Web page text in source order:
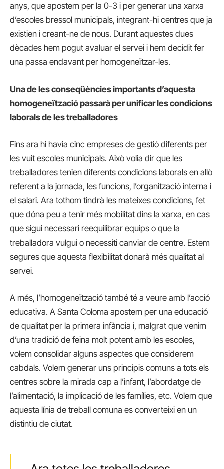
anys, que apostem per la 0-3 i per generar una xarxa
d’escoles bressol municipals, integrant-hi centres que ja
existien i creant-ne de nous. Durant aquestes dues
dècades hem pogut avaluar el servei i hem decidit fer
una passa endavant per homogeneïtzar-les.
Una de les conseqüències importants d’aquesta
homogeneïtzació passarà per unificar les condicions
laborals de les treballadores
Fins ara hi havia cinc empreses de gestió diferents per
les vuit escoles municipals. Això volia dir que les
treballadores tenien diferents condicions laborals en allò
referent a la jornada, les funcions, l’organització interna i
el salari. Ara tothom tindrà les mateixes condicions, fet
que dóna peu a tenir més mobilitat dins la xarxa, en cas
que sigui necessari reequilibrar equips o que la
treballadora vulgui o necessiti canviar de centre. Estem
segures que aquesta flexibilitat donarà més qualitat al
servei.
A més, l’homogeneïtzació també té a veure amb l’acció
educativa. A Santa Coloma apostem per una educació
de qualitat per la primera infància i, malgrat que venim
d’una tradició de feina molt potent amb les escoles,
volem consolidar alguns aspectes que considerem
cabdals. Volem generar uns principis comuns a tots els
centres sobre la mirada cap a l’infant, l’abordatge de
l’alimentació, la implicació de les famílies, etc. Volem que
aquesta línia de treball comuna es converteixi en un
distintiu de ciutat.